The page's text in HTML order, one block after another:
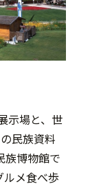
示場と、世
民族資料
族博物館で
ルメ食べ歩